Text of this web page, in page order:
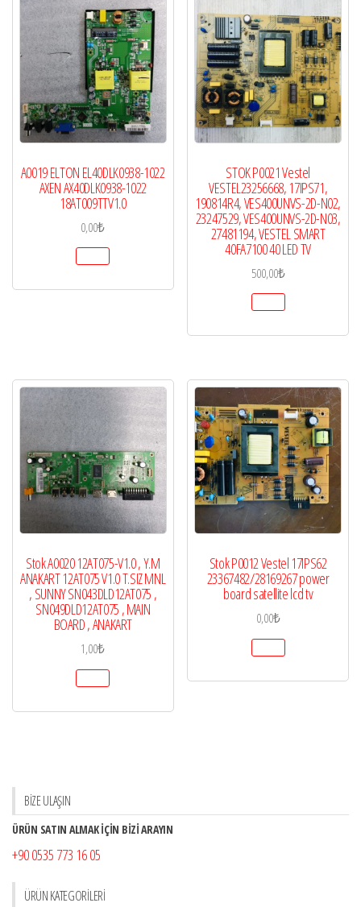
A0019 ELTON EL40DLK0938-1022
AXEN AX40DLK0938-1022
18AT009TTV1.0
0,00₺
STOK P0021 Vestel
VESTEL23256668, 17IPS71,
190814R4, VES400UNVS-2D-N02,
23247529, VES400UNVS-2D-N03,
27481194, VESTEL SMART
40FA7100 40 LED TV
500,00₺
Stok A0020 12AT075-V1.0 , Y.M
ANAKART 12AT075 V1.0 T.SIZ MNL
, SUNNY SN043DLD12AT075 ,
SN049DLD12AT075 , MAIN
BOARD , ANAKART
1,00₺
Stok P0012 Vestel 17IPS62
23367482/28169267 power
board satellite lcd tv
0,00₺
BİZE ULAŞIN
ÜRÜN SATIN ALMAK İÇİN BİZİ ARAYIN
+90 0535 773 16 05
ÜRÜN KATEGORILERI